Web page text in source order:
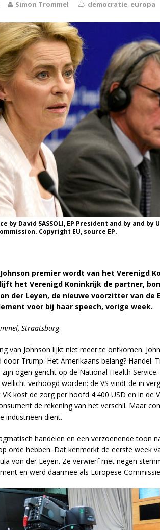
[ 13 februari 2024 ] Verlichting
DEMOCRATIE
[ 24 februari 2026 ] Brief aan Paul
BUURT
Simon Trommel democratie, europa
by David SASSOLI, EP President and by and
Copyright EU, source EP.
premier wordt van het Verenigd
het Verenigd Koninkrijk de partner,
der Leyen, de nieuwe voorzitter van de
voor bij haar speech, vorige week.
Straatsburg
van Johnson lijkt niet meer te ontkomen.
door Trump. Het Amerikaans belang? Handel.
ogen gericht op de National Health
verhoogd worden: de VS vindt de in
kost de zorg per hoofd 4.400 USD en in de
de rekening van het verschil. Maar
industrieën dient.
handelen en een verzoenende toon
orde hebben. Dat kenmerkt de eerste week
von der Leyen. Ze verwierf met negen
en werd daarmee als Europese